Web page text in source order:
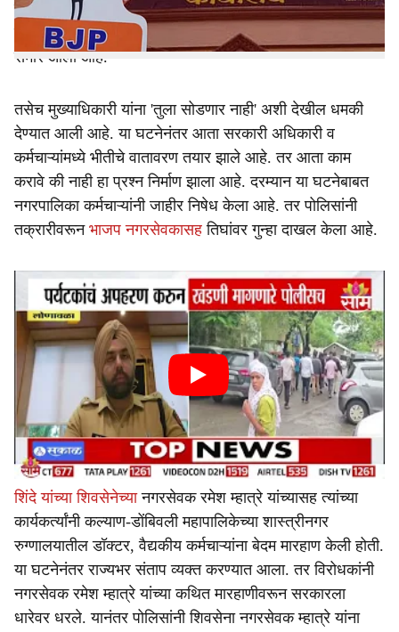
नगरपालिकेचे मुख्याधिकारी यांनाच भाजप नगरसेवक व
कार्यकर्त्यांकडून बेदम मारहाण करण्यात आल्याची धक्कादायक घटना
समोर आली आहे.
तसेच मुख्याधिकारी यांना 'तुला सोडणार नाही' अशी देखील धमकी
देण्यात आली आहे. या घटनेनंतर आता सरकारी अधिकारी व
कर्मचाऱ्यांमध्ये भीतीचे वातावरण तयार झाले आहे. तर आता काम
करावे की नाही हा प्रश्न निर्माण झाला आहे. दरम्यान या घटनेबाबत
नगरपालिका कर्मचाऱ्यांनी जाहीर निषेध केला आहे. तर पोलिसांनी
तक्रारीवरून भाजप नगरसेवकासहतिघांवर गुन्हा दाखल केला आहे.
शिंदे यांच्या शिवसेनेच्यानगरसेवक रमेश म्हात्रे यांच्यासह त्यांच्या
कार्यकर्त्यांनी कल्याण-डोंबिवली महापालिकेच्या शास्त्रीनगर
रुग्णालयातील डॉक्टर, वैद्यकीय कर्मचाऱ्यांना बेदम मारहाण केली होती.
या घटनेनंतर राज्यभर संताप व्यक्त करण्यात आला. तर विरोधकांनी
नगरसेवक रमेश म्हात्रे यांच्या कथित मारहाणीवरून सरकारला
धारेवर धरले. यानंतर पोलिसांनी शिवसेना नगरसेवक म्हात्रे यांना